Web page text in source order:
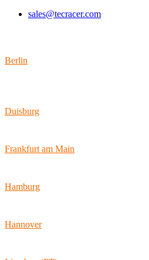
sales@tecracer.com
Berlin
Duisburg
Frankfurt am Main
Hamburg
Hannover